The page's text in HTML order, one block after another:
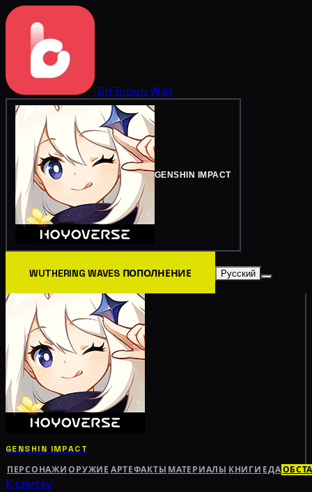
BitTopup Wiki
GENSHIN IMPACT
WUTHERING WAVES ПОПОЛНЕНИЕ Русский
GENSHIN IMPACT
ПЕРСОНАЖИ ОРУЖИЕ АРТЕФАКТЫ МАТЕРИАЛЫ КНИГИ ЕДА
К списку